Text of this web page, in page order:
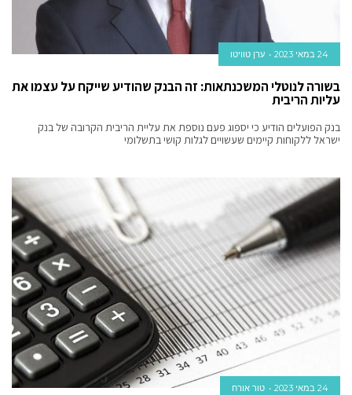
24 במאי 2023 ערן טוויטו
בשורה לנוטלי המשכנתאות: זה הבנק שהודיע שייקח על עצמו את
עליות הריבית
בנק הפועלים הודיע כי יספוג פעם נוספת את עליית הריבית הקרובה של בנק
ישראל ללקוחות קיימים שעשויים לגלות קושי בתשלומי
24 במאי 2023 טור אורח